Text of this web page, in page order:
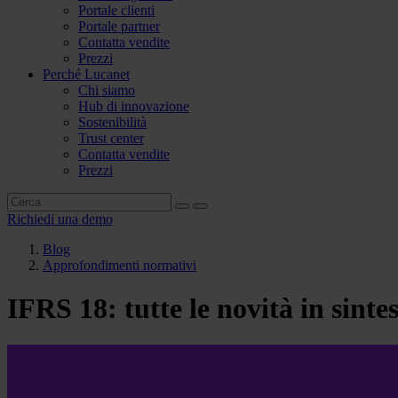
Portale clienti
Portale partner
Contatta vendite
Prezzi
Perché Lucanet
Chi siamo
Hub di innovazione
Sostenibilità
Trust center
Contatta vendite
Prezzi
Richiedi una demo
Blog
Approfondimenti normativi
IFRS 18: tutte le novità in